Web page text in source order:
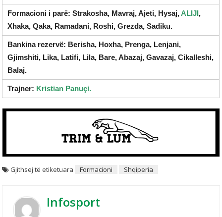
Formacioni i parë: Strakosha, Mavraj, Ajeti, Hysaj,ALIJI,
Xhaka, Qaka, Ramadani, Roshi, Grezda, Sadiku.
Bankina rezervë: Berisha, Hoxha, Prenga, Lenjani,
Gjimshiti, Lika, Latifi, Lila, Bare, Abazaj, Gavazaj, Cikalleshi,
Balaj.
Trajner: Kristian Panuçi.
Gjithsej të etiketuara Formacioni Shqiperia
Infosport